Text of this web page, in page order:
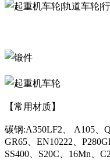
【常用材质】
碳钢:A350LF2、 A105、
GR65、EN10222、
SS400、S20C、16Mn、